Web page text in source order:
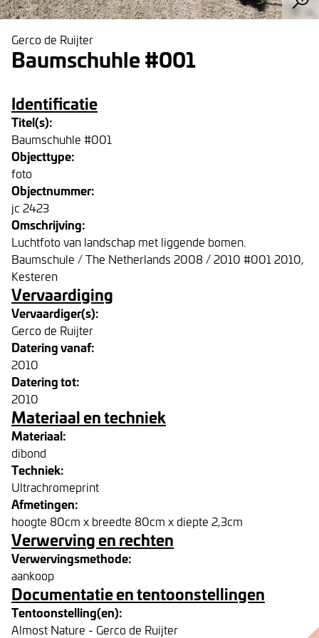
Gerco de Ruijter
Baumschuhle #001
Identificatie
Titel(s):
Baumschuhle #001
Objecttype:
foto
Objectnummer:
jc 2423
Omschrijving:
Luchtfoto van landschap met liggende bomen.
Baumschule / The Netherlands 2008 / 2010 #001 2010,
Kesteren
Vervaardiging
Vervaardiger(s):
Gerco de Ruijter
Datering vanaf:
2010
Datering tot:
2010
Materiaal en techniek
Materiaal:
dibond
Techniek:
Ultrachromeprint
Afmetingen:
hoogte 80cm x breedte 80cm x diepte 2,3cm
Verwerving en rechten
Verwervingsmethode:
aankoop
Documentatie en tentoonstellingen
Tentoonstelling(en):
Almost Nature - Gerco de Ruijter